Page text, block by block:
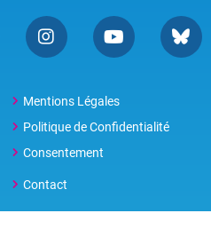
Mentions Légales
Politique de Confidentialité
Consentement
Contact